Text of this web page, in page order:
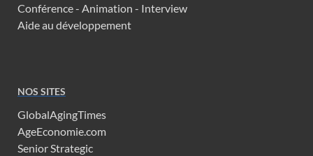
Conférence - Animation - Interview
Aide au développement
NOS SITES
GlobalAgingTimes
AgeEconomie.com
Senior Strategic